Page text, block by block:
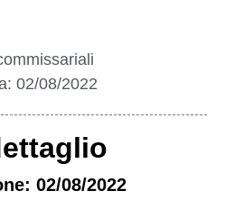
02/08/2022
02/08/2022